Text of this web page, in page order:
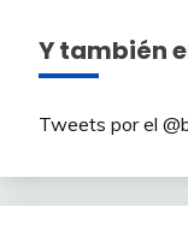
Y también
Tweets por el